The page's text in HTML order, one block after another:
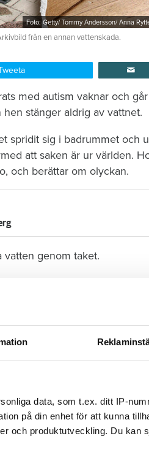
data, som t.ex. ditt IP-
på din enhet för att kunna
och produktutveckling. Du kan
Foto: Getty/ Tommy Andersson/ Anna
från en annan vattenskada.
med autism vaknar och
stänger aldrig av vattnet.
spridit sig i badrummet och
att saken är ur världen.
och berättar om olyckan.
genom taket.
att den är större än man
sig in i både kök och